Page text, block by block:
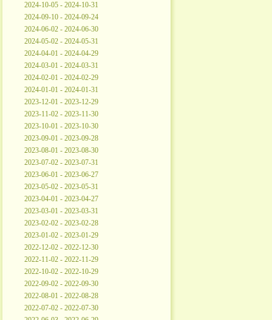
2024-10-05 - 2024-10-31
2024-09-10 - 2024-09-24
2024-06-02 - 2024-06-30
2024-05-02 - 2024-05-31
2024-04-01 - 2024-04-29
2024-03-01 - 2024-03-31
2024-02-01 - 2024-02-29
2024-01-01 - 2024-01-31
2023-12-01 - 2023-12-29
2023-11-02 - 2023-11-30
2023-10-01 - 2023-10-30
2023-09-01 - 2023-09-28
2023-08-01 - 2023-08-30
2023-07-02 - 2023-07-31
2023-06-01 - 2023-06-27
2023-05-02 - 2023-05-31
2023-04-01 - 2023-04-27
2023-03-01 - 2023-03-31
2023-02-02 - 2023-02-28
2023-01-02 - 2023-01-29
2022-12-02 - 2022-12-30
2022-11-02 - 2022-11-29
2022-10-02 - 2022-10-29
2022-09-02 - 2022-09-30
2022-08-01 - 2022-08-28
2022-07-02 - 2022-07-30